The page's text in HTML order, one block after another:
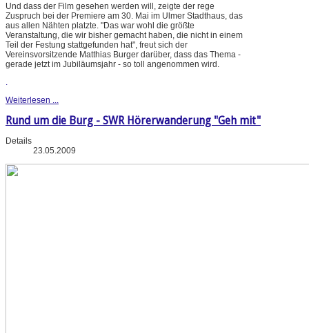
Und dass der Film gesehen werden will, zeigte der rege
Zuspruch bei der Premiere am 30. Mai im Ulmer Stadthaus, das
aus allen Nähten platzte. "Das war wohl die größte
Veranstaltung, die wir bisher gemacht haben, die nicht in einem
Teil der Festung stattgefunden hat", freut sich der
Vereinsvorsitzende Matthias Burger darüber, dass das Thema -
gerade jetzt im Jubiläumsjahr - so toll angenommen wird.
Weiterlesen ...
Rund um die Burg - SWR Hörerwanderung "Geh mit"
Details
23.05.2009